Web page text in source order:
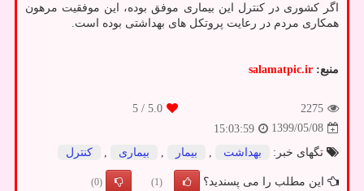
اگر کشوری در کنترل این بیماری موفق بوده، این موفقیت مرهون
همکاری مردم در رعایت پروتکل های بهداشتی بوده است.
منبع: salamatpic.ir
2275
5.0
/ 5
1399/05/08
15:03:59
تگهای خبر:
بهداشت بیمار بیماری كنترل
این مطلب را می پسندید؟ (1)
(0)